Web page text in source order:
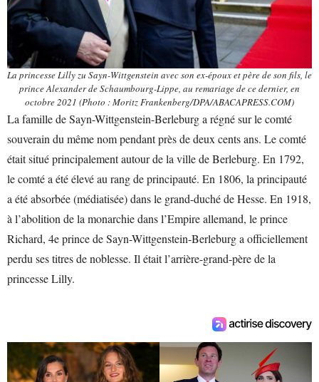
La princesse Lilly zu Sayn-Wittgenstein avec son ex-époux et père de son fils, le
prince Alexander de Schaumbourg-Lippe, au remariage de ce dernier, en
octobre 2021 (Photo : Moritz Frankenberg/DPA/ABACAPRESS.COM)
La famille de Sayn-Wittgenstein-Berleburg a régné sur le comté
souverain du même nom pendant près de deux cents ans. Le comté
était situé principalement autour de la ville de Berleburg. En 1792,
le comté a été élevé au rang de principauté. En 1806, la principauté
a été absorbée (médiatisée) dans le grand-duché de Hesse. En 1918,
à l’abolition de la monarchie dans l’Empire allemand, le prince
Richard, 4e prince de Sayn-Wittgenstein-Berleburg a officiellement
perdu ses titres de noblesse. Il était l’arrière-grand-père de la
princesse Lilly.